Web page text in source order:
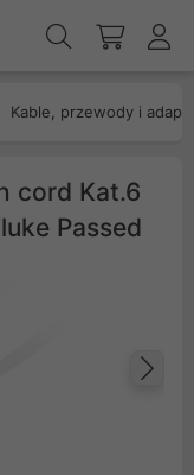
Kable, przewody i
cord Kat.6
Passed